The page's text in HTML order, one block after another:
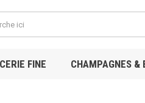
FINE CHAMPAGNES &